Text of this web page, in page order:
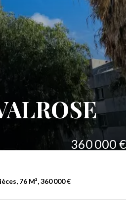
360 000 €
76 M², 360 000 €